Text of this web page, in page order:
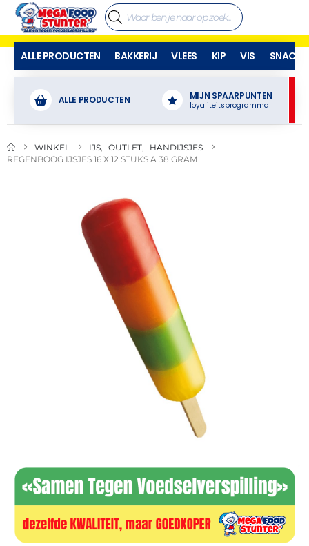
ALLE PRODUCTEN BAKKERIJ VLEES KIP VIS SNACKS
ALLE PRODUCTEN MIJN SPAARPUNTEN
loyaliteitsprogramma
WINKEL IJS OUTLET
HANDIJSJES
REGENBOOG IJSJES 16 X 12 STUKS A 38 GRAM